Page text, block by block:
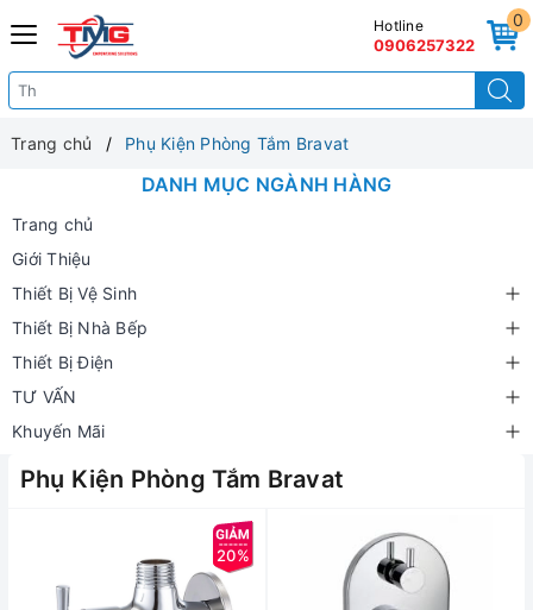
0
Hotline
0906257322
Trang chủ Phụ Kiện Phòng Tắm Bravat
DANH MỤC NGÀNH HÀNG
Trang chủ
Giới Thiệu
Thiết Bị Vệ Sinh
Thiết Bị Nhà Bếp
Thiết Bị Điện
TƯ VẤN
Khuyến Mãi
Phụ Kiện Phòng Tắm Bravat
20%